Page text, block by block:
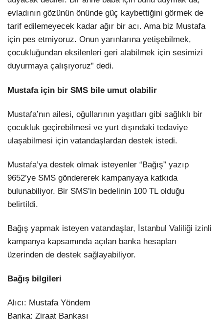
evladının gözünün önünde güç kaybettiğini görmek de
tarif edilemeyecek kadar ağır bir acı. Ama biz Mustafa
için pes etmiyoruz. Onun yarınlarına yetişebilmek,
çocukluğundan eksilenleri geri alabilmek için sesimizi
duyurmaya çalışıyoruz” dedi.
Mustafa için bir SMS bile umut olabilir
Mustafa’nın ailesi, oğullarının yaşıtları gibi sağlıklı bir
çocukluk geçirebilmesi ve yurt dışındaki tedaviye
ulaşabilmesi için vatandaşlardan destek istedi.
Mustafa’ya destek olmak isteyenler “Bağış” yazıp
9652’ye SMS göndererek kampanyaya katkıda
bulunabiliyor. Bir SMS’in bedelinin 100 TL olduğu
belirtildi.
Bağış yapmak isteyen vatandaşlar, İstanbul Valiliği izinli
kampanya kapsamında açılan banka hesapları
üzerinden de destek sağlayabiliyor.
Bağış bilgileri
Alıcı: Mustafa Yöndem
Banka: Ziraat Bankası